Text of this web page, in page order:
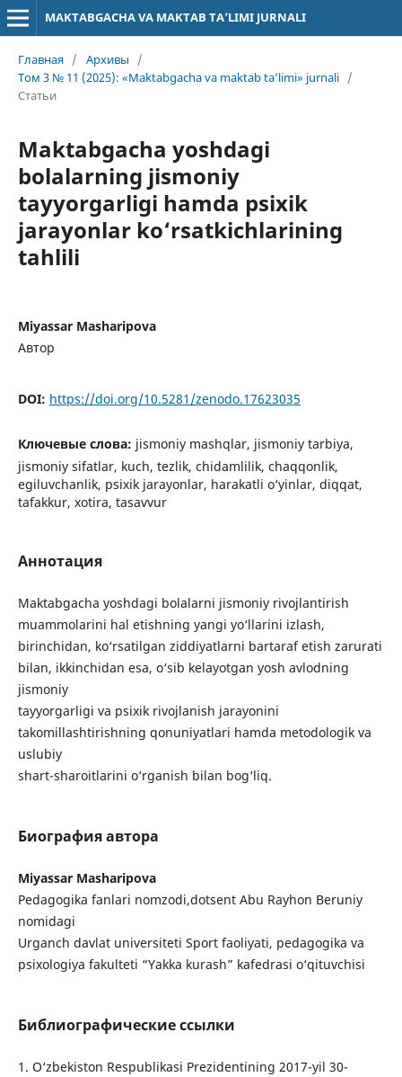
MAKTABGACHA VA MAKTAB TA’LIMI JURNALI
Главная / Архивы
/
Том 3 № 11 (2025): «Maktabgacha va maktab ta’limi» jurnali /
Статьи
Maktabgacha yoshdagi
bolalarning jismoniy
tayyorgarligi hamda psixik
jarayonlar ko‘rsatkichlarining
tahlili
Miyassar Masharipova
Автор
DOI: https://doi.org/10.5281/zenodo.17623035
Ключевые слова: jismoniy mashqlar, jismoniy tarbiya,
jismoniy sifatlar, kuch, tezlik, chidamlilik, chaqqonlik,
egiluvchanlik, psixik jarayonlar, harakatli o‘yinlar, diqqat,
tafakkur, xotira, tasavvur
Аннотация
Maktabgacha yoshdagi bolalarni jismoniy rivojlantirish
muammolarini hal etishning yangi yo‘llarini izlash,
birinchidan, ko‘rsatilgan ziddiyatlarni bartaraf etish zarurati
bilan, ikkinchidan esa, o‘sib kelayotgan yosh avlodning
jismoniy
tayyorgarligi va psixik rivojlanish jarayonini
takomillashtirishning qonuniyatlari hamda metodologik va
uslubiy
shart-sharoitlarini o‘rganish bilan bog‘liq.
Биография автора
Miyassar Masharipova
Pedagogika fanlari nomzodi,dotsent Abu Rayhon Beruniy
nomidagi
Urganch davlat universiteti Sport faoliyati, pedagogika va
psixologiya fakulteti “Yakka kurash” kafedrasi o‘qituvchisi
Библиографические ссылки
1. O‘zbekiston Respublikasi Prezidentining 2017-yil 30-